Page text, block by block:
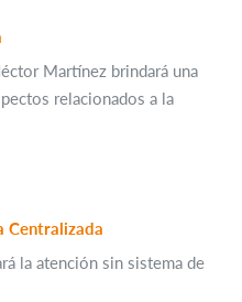
Martínez brindará una
relacionados a la
Centralizada
la atención sin sistema de